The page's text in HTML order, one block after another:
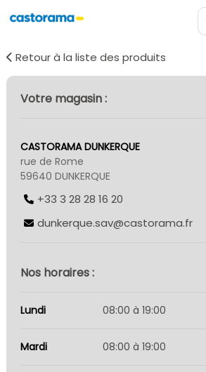
Retour à la liste des produits
Votre magasin :
CASTORAMA DUNKERQUE
rue de Rome
59640 DUNKERQUE
+33 3 28 28 16 20
dunkerque.sav@castorama.fr
Nos horaires :
Lundi 08:00 à 19:00
Mardi 08:00 à 19:00